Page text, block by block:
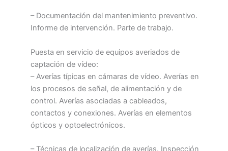
– Documentación del mantenimiento preventivo.
Informe de intervención. Parte de trabajo.
Puesta en servicio de equipos averiados de
captación de vídeo:
– Averías típicas en cámaras de vídeo. Averías en
los procesos de señal, de alimentación y de
control. Averías asociadas a cableados,
contactos y conexiones. Averías en elementos
ópticos y optoelectrónicos.
– Técnicas de localización de averías. Inspección